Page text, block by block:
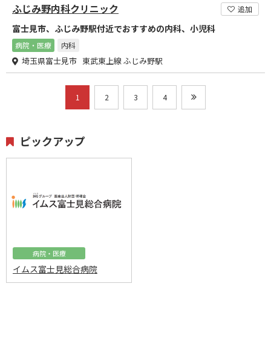
ふじみ野内科クリニック 追加
富士見市、ふじみ野駅付近でおすすめの内科、小児科
病院・医療 内科
埼玉県富士見市 東武東上線 ふじみ野駅
1 2 3 4
ピックアップ
病院・医療
イムス富士見総合病院